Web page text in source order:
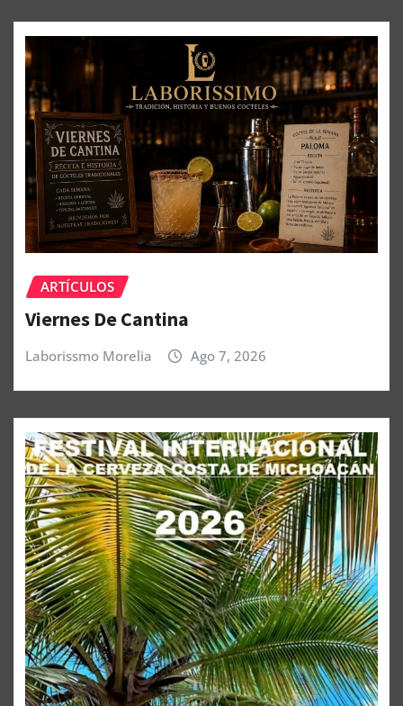
ARTÍCULOS
Viernes De Cantina
Laborissmo Morelia Ago 7, 2026